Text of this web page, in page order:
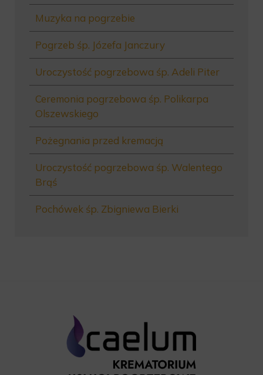
Muzyka na pogrzebie
Pogrzeb śp. Józefa Janczury
Uroczystość pogrzebowa śp. Adeli Piter
Ceremonia pogrzebowa śp. Polikarpa
Olszewskiego
Pożegnania przed kremacją
Uroczystość pogrzebowa śp. Walentego
Brąś
Pochówek śp. Zbigniewa Bierki